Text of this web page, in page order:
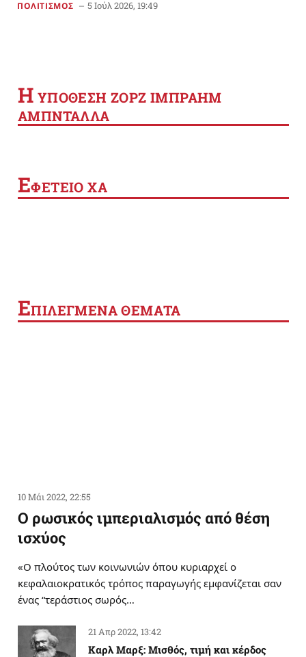
ΠΟΛΙΤΙΣΜΟΣ 5 Ιούλ 2026, 19:49
Η YΠΟΘΕΣΗ ΖΟΡΖ ΙΜΠΡΑΗΜ
ΑΜΠΝΤΑΛΛΑ
ΕΦΕΤΕΙΟ ΧΑ
ΕΠΙΛΕΓΜΕΝΑ ΘΕΜΑΤΑ
10 Μάι 2022, 22:55
Ο ρωσικός ιμπεριαλισμός από θέση
ισχύος
«Ο πλούτος των κοινωνιών όπου κυριαρχεί ο
κεφαλαιοκρατικός τρόπος παραγωγής εμφανίζεται σαν
ένας “τεράστιος σωρός…
21 Απρ 2022, 13:42
Καρλ Μαρξ: Μισθός, τιμή και κέρδος